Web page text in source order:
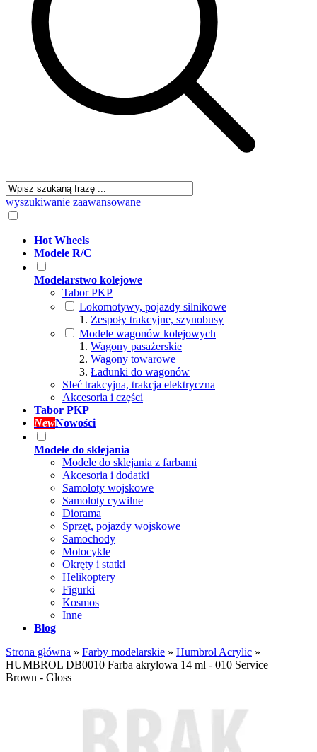
wyszukiwanie zaawansowane
Hot Wheels
Modele R/C
Modelarstwo kolejowe
Tabor PKP
Lokomotywy, pojazdy silnikowe
Zespoły trakcyjne, szynobusy
Modele wagonów kolejowych
Wagony pasażerskie
Wagony towarowe
Ładunki do wagonów
SIeć trakcyjna, trakcja elektryczna
Akcesoria i części
Tabor PKP
NewNowości
Modele do sklejania
Modele do sklejania z farbami
Akcesoria i dodatki
Samoloty wojskowe
Samoloty cywilne
Diorama
Sprzęt, pojazdy wojskowe
Samochody
Motocykle
Okręty i statki
Helikoptery
Figurki
Kosmos
Inne
Blog
Strona główna » Farby modelarskie » Humbrol Acrylic »
HUMBROL DB0010 Farba akrylowa 14 ml - 010 Service
Brown - Gloss